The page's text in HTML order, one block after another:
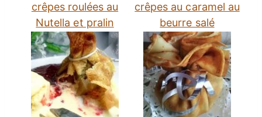
crêpes roulées au
Nutella et pralin
crêpes au caramel au
beurre salé